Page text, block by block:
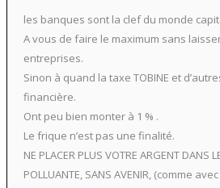
les banques sont la clef du monde
A vous de faire le maximum sans
entreprises.
Sinon à quand la taxe TOBINE et
financière.
Ont peu bien monter à 1 % .
Le frique n’est pas une finalité.
NE PLACER PLUS VOTRE ARGENT DANS
POLLUANTE, SANS AVENIR, (comme